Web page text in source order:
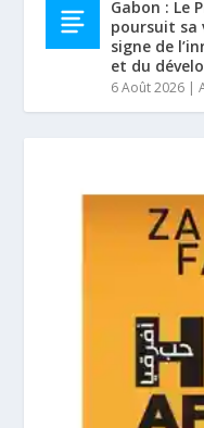
Gabon : Le
poursuit sa
signe de
et du
6 Août 2026 |